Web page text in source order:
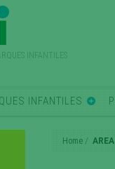
INFANTILES
INFANTILES
Home